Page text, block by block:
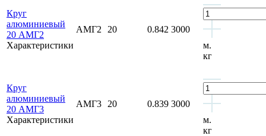
Круг
алюминиевый
20 АМГ2
Характеристики
АМГ2 20 0.842 3000
м.
кг
Круг
алюминиевый
20 АМГ3
Характеристики
АМГ3 20 0.839 3000
м.
кг